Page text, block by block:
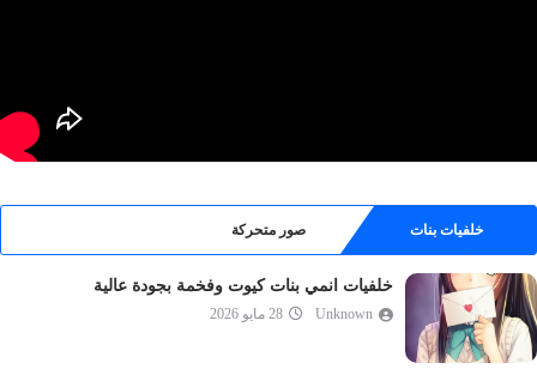
خلفيات بنات صور متحركة
خلفيات انمي بنات كيوت وفخمة بجودة عالية
Unknown 28 مايو 2026